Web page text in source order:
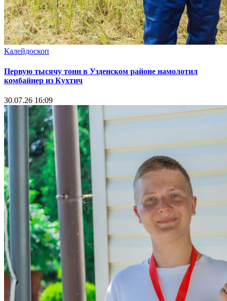
Калейдоскоп
Первую тысячу тонн в Узденском районе намолотил
комбайнер из Кухтич
30.07.26 16:09